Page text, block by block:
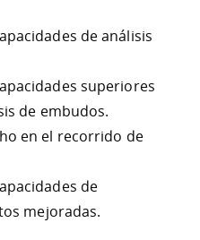
de análisis
superiores
de embudos.
en el recorrido de
de
mejoradas.